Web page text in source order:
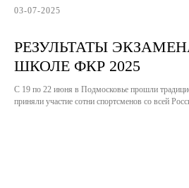
03-07-2025
РЕЗУЛЬТАТЫ
ШКОЛЕ ФКР 2025
С 19 по 22 июня в Подмосковье прошли
приняли участие сотни спортсменов со всей